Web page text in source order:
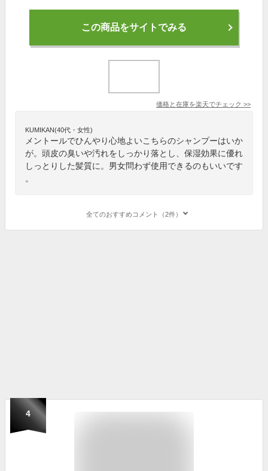
この商品をサイトでみる
価格と在庫を楽天でチェック >>
KUMIKAN(40代・女性)
メントールでひんやり心地よいこちらのシャンプーはいか
が。頭皮の臭いや汚れをしっかり落とし、保湿効果に優れ
しっとりした髪質に。男女問わず使用できるのもいいです
。
全てのおすすめコメント（2件）
4